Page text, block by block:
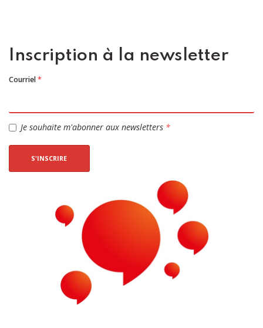
Inscription à la newsletter
Courriel*
Je souhaite m'abonner aux newsletters *
S'INSCRIRE